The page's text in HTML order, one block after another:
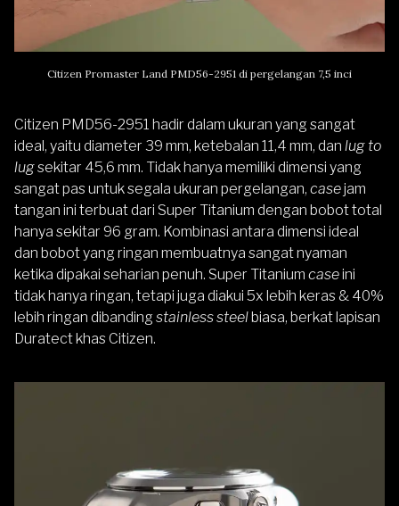
Citizen Promaster Land PMD56-2951 di pergelangan 7,5 inci
Citizen PMD56-2951 hadir dalam ukuran yang sangat
ideal, yaitu diameter 39 mm, ketebalan 11,4 mm, dan lug to
lugsekitar 45,6 mm. Tidak hanya memiliki dimensi yang
sangat pas untuk segala ukuran pergelangan, casejam
tangan ini terbuat dari Super Titanium dengan bobot total
hanya sekitar 96 gram. Kombinasi antara dimensi ideal
dan bobot yang ringan membuatnya sangat nyaman
ketika dipakai seharian penuh. Super Titanium caseini
tidak hanya ringan, tetapi juga diakui 5x lebih keras & 40%
lebih ringan dibanding stainless steel biasa, berkat lapisan
Duratect khas Citizen.